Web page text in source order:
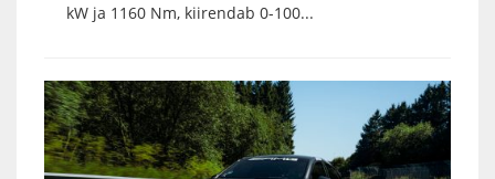
kW ja 1160 Nm, kiirendab 0-100...